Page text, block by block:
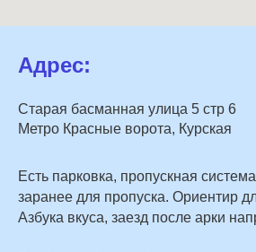
Адрес:
Старая басманная улица 5 стр 6
Метро Красные ворота, Курская
Есть парковка, пропускная
заранее для пропуска. Ориентир
Азбука вкуса, заезд после арки